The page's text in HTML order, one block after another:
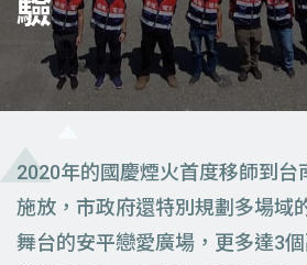
驗
2020年的國慶煙火首度移師到台
施放，市政府還特別規劃多場域
舞台的安平戀愛廣場，更多達3